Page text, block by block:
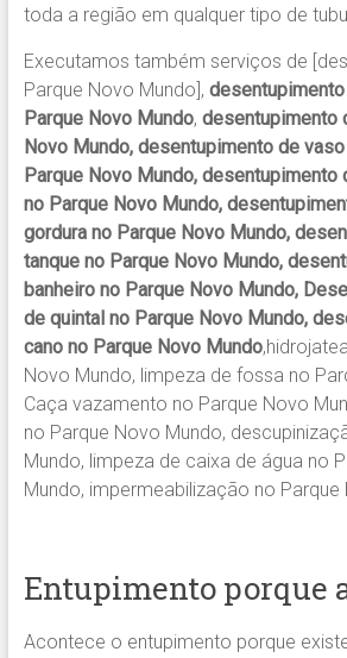
toda a região em qualquer tipo de
Executamos também serviços de
Parque Novo Mundo],
Parque Novo Mundo, desentupimento
Novo Mundo, desentupimento de
Parque Novo Mundo,
no Parque Novo Mundo,
gordura no Parque Novo Mundo,
tanque no Parque Novo Mundo,
banheiro no Parque Novo Mundo,
de quintal no Parque Novo Mundo,
cano no Parque Novo Mundo
Novo Mundo, limpeza de fossa no
Caça vazamento no Parque Novo
no Parque Novo Mundo,
Mundo, limpeza de caixa de água no
Mundo, impermeabilização no Parque
Entupimento porque
Acontece o entupimento porque